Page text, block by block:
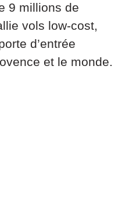
9 millions de
vols low-cost,
d’entrée
et le monde.